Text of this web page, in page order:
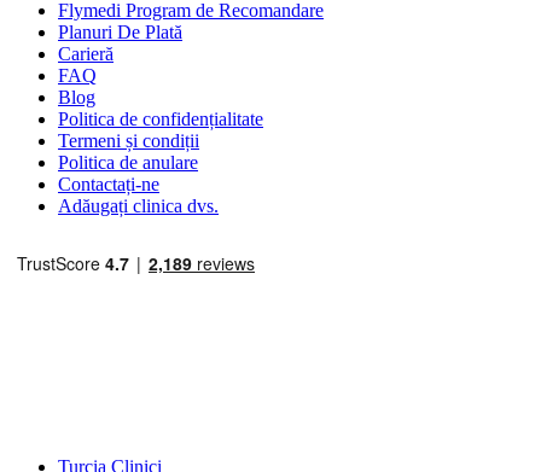
Flymedi Program de Recomandare
Planuri De Plată
Carieră
FAQ
Blog
Politica de confidențialitate
Termeni și condiții
Politica de anulare
Contactați-ne
Adăugați clinica dvs.
Turcia Clinici